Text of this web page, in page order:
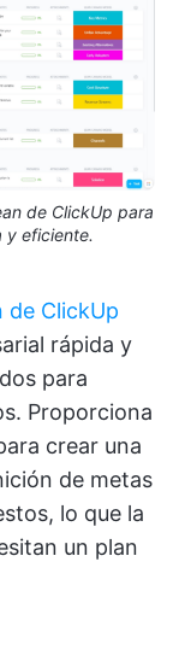
de ClickUp para
y eficiente.
de ClickUp
rápida y
para
Proporciona
crear una
de metas
lo que la
un plan